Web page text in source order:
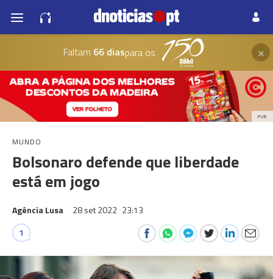
Faltam 66 diaspara os ×
PUB
MUNDO
Bolsonaro defende que liberdade
está em jogo
Agência Lusa 28 set 2022 23:13
1